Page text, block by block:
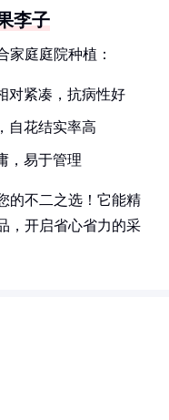
李子
家庭庭院种植：
对紧凑，抗病性好
自花结实率高
，易于管理
的不二之选！它能精
，开启省心省力的采